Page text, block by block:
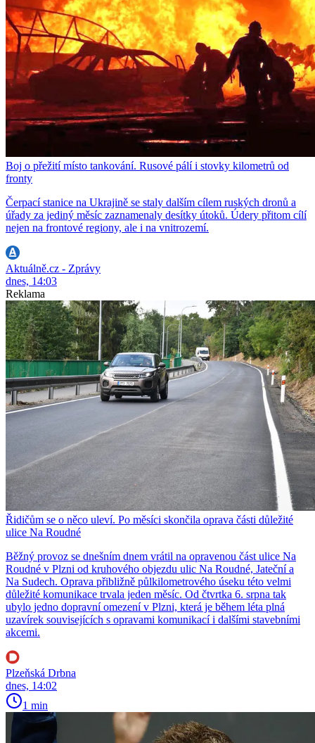
Boj o přežití místo tankování. Rusové pálí i stovky kilometrů od
fronty
Čerpací stanice na Ukrajině se staly dalším cílem ruských dronů a
úřady za jediný měsíc zaznamenaly desítky útoků. Údery přitom cílí
nejen na frontové regiony, ale i na vnitrozemí.
Aktuálně.cz - Zprávy
dnes, 14:03
Reklama
Řidičům se o něco uleví. Po měsíci skončila oprava části důležité
ulice Na Roudné
Běžný provoz se dnešním dnem vrátil na opravenou část ulice Na
Roudné v Plzni od kruhového objezdu ulic Na Roudné, Jateční a
Na Sudech. Oprava přibližně půlkilometrového úseku této velmi
důležité komunikace trvala jeden měsíc. Od čtvrtka 6. srpna tak
ubylo jedno dopravní omezení v Plzni, která je během léta plná
uzavírek souvisejících s opravami komunikací i dalšími stavebními
akcemi.
Plzeňská Drbna
dnes, 14:02
1 min